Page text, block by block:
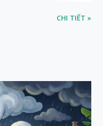
CHI TIẾT »